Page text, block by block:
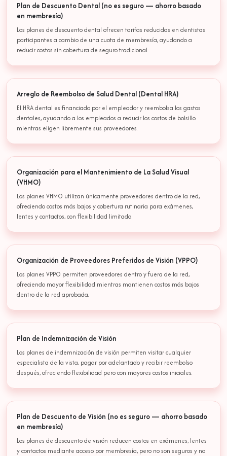
Plan de Descuento Dental (no es seguro — ahorro basado
en membresía)
Los planes de descuento dental ofrecen tarifas reducidas en dentistas
participantes a cambio de una cuota de membresía, ayudando a
reducir costos sin cobertura de seguro tradicional.
Arreglo de Reembolso de Salud Dental (Dental HRA)
El HRA dental es financiado por el empleador y reembolsa los gastos
dentales, ayudando a los empleados a reducir los costos de bolsillo
mientras eligen libremente sus proveedores.
Organización para el Mantenimiento de La Salud Visual
(VHMO)
Los planes VHMO utilizan únicamente proveedores dentro de la red,
ofreciendo costos más bajos y cobertura rutinaria para exámenes,
lentes y contactos, con flexibilidad limitada.
Organización de Proveedores Preferidos de Visión (VPPO)
Los planes VPPO permiten proveedores dentro y fuera de la red,
ofreciendo mayor flexibilidad mientras mantienen costos más bajos
dentro de la red aprobada.
Plan de Indemnización de Visión
Los planes de indemnización de visión permiten visitar cualquier
especialista de la vista, pagar por adelantado y recibir reembolso
después, ofreciendo flexibilidad pero con mayores costos iniciales.
Plan de Descuento de Visión (no es seguro — ahorro basado
en membresía)
Los planes de descuento de visión reducen costos en exámenes, lentes
y contactos mediante acceso por membresía, pero no son seguros y no